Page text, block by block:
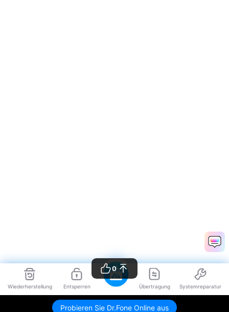
Wiederherstellung Entsperren Übertragung Systemreparatur
Probieren Sie Dr.Fone Online aus
0